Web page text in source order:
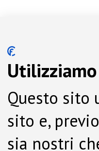
Questo sito
sito e,
sia nostri